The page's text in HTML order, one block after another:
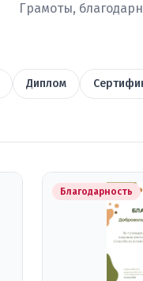
Грамоты,
Диплом
Благодарность